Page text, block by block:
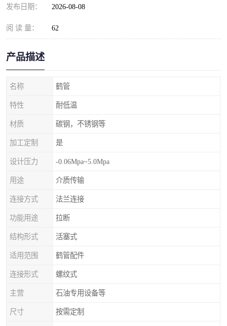
发布日期： 2026-08-08
阅 读 量： 62
产品描述
名称 鹤管
特性 耐低温
材质 碳钢，不锈钢等
加工定制 是
设计压力 -0.06Mpa~5.0Mpa
用途 介质传输
连接方式 法兰连接
功能用途 拉断
结构形式 活塞式
适用范围 鹤管配件
连接形式 螺纹式
主营 石油专用设备等
尺寸 按需定制